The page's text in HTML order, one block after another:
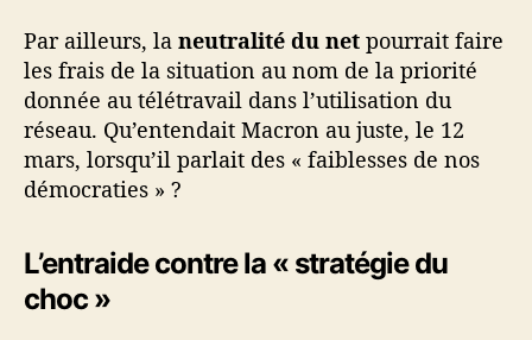
Par ailleurs, la neutralité du net pourrait faire
les frais de la situation au nom de la priorité
donnée au télétravail dans l’utilisation du
réseau. Qu’entendait Macron au juste, le 12
mars, lorsqu’il parlait des « faiblesses de nos
démocraties » ?
L’entraide contre la « stratégie du
choc »